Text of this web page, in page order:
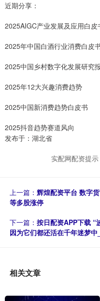
近期分享：
2025AIGC产业发展及应用白皮
2025年中国白酒行业消费白皮
2025中国乡村数字化发展研究
2025年12大兴趣消费趋势
2025中国新消费趋势白皮书
2025抖音趋势赛道风向
发布于：湖北省
实配网配资提
上一篇： 辉煌配资平台 数字
等多股涨停
下一篇： 按日配资APP下载 “
因为它们都还活在千年迷梦
相关文章